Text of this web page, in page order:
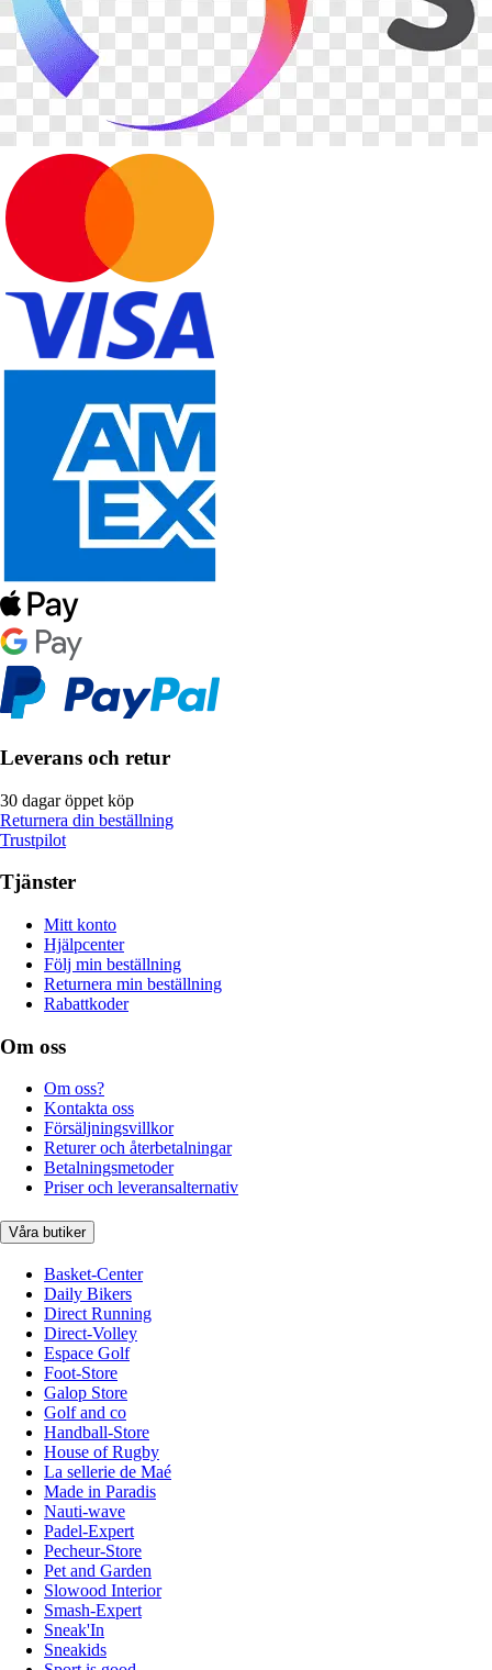
Leverans och retur
30 dagar öppet köp
Returnera din beställning
Trustpilot
Tjänster
Mitt konto
Hjälpcenter
Följ min beställning
Returnera min beställning
Rabattkoder
Om oss
Om oss?
Kontakta oss
Försäljningsvillkor
Returer och återbetalningar
Betalningsmetoder
Priser och leveransalternativ
Våra butiker
Basket-Center
Daily Bikers
Direct Running
Direct-Volley
Espace Golf
Foot-Store
Galop Store
Golf and co
Handball-Store
House of Rugby
La sellerie de Maé
Made in Paradis
Nauti-wave
Padel-Expert
Pecheur-Store
Pet and Garden
Slowood Interior
Smash-Expert
Sneak'In
Sneakids